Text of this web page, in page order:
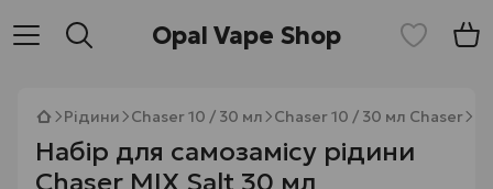
Opal Vape Shop
Рідини Chaser 10 / 30 мл Chaser 10 / 30 мл Chaser
Набір для самозамісу рідини
Chaser MIX Salt 30 мл